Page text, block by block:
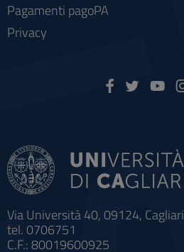
Via Università 40, 09124, Cagliari
tel. 0706751
C.F.: 80019600925
Pagamenti pagoPA
Privacy